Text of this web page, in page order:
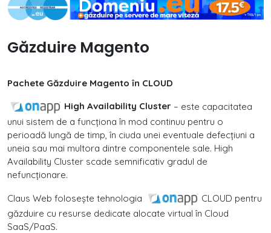
Găzduire Magento
Pachete Găzduire Magento în CLOUD
High Availability Cluster – este capacitatea
unui sistem de a funcționa în mod continuu pentru o
perioadă lungă de timp, în ciuda unei eventuale defecțiuni a
uneia sau mai multora dintre componentele sale. High
Availability Cluster scade semnificativ gradul de
nefuncționare.
Claus Web folosește tehnologia
CLOUD pentru
găzduire cu resurse dedicate alocate virtual în Cloud
SaaS/PaaS.